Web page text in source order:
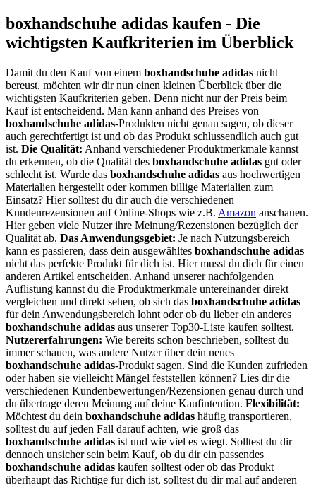
boxhandschuhe adidas kaufen - Die
wichtigsten Kaufkriterien im Überblick
Damit du den Kauf von einem boxhandschuhe adidas nicht
bereust, möchten wir dir nun einen kleinen Überblick über die
wichtigsten Kaufkriterien geben. Denn nicht nur der Preis beim
Kauf ist entscheidend. Man kann anhand des Preises von
boxhandschuhe adidas-Produkten nicht genau sagen, ob dieser
auch gerechtfertigt ist und ob das Produkt schlussendlich auch gut
ist. Die Qualität: Anhand verschiedener Produktmerkmale kannst
du erkennen, ob die Qualität des boxhandschuhe adidas gut oder
schlecht ist. Wurde das boxhandschuhe adidas aus hochwertigen
Materialien hergestellt oder kommen billige Materialien zum
Einsatz? Hier solltest du dir auch die verschiedenen
Kundenrezensionen auf Online-Shops wie z.B. Amazon anschauen.
Hier geben viele Nutzer ihre Meinung/Rezensionen bezüglich der
Qualität ab. Das Anwendungsgebiet: Je nach Nutzungsbereich
kann es passieren, dass dein ausgewähltes boxhandschuhe adidas
nicht das perfekte Produkt für dich ist. Hier musst du dich für einen
anderen Artikel entscheiden. Anhand unserer nachfolgenden
Auflistung kannst du die Produktmerkmale untereinander direkt
vergleichen und direkt sehen, ob sich das boxhandschuhe adidas
für dein Anwendungsbereich lohnt oder ob du lieber ein anderes
boxhandschuhe adidas aus unserer Top30-Liste kaufen solltest.
Nutzererfahrungen: Wie bereits schon beschrieben, solltest du
immer schauen, was andere Nutzer über dein neues
boxhandschuhe adidas-Produkt sagen. Sind die Kunden zufrieden
oder haben sie vielleicht Mängel feststellen können? Lies dir die
verschiedenen Kundenbewertungen/Rezensionen genau durch und
du übertrage deren Meinung auf deine Kaufintention. Flexibilität:
Möchtest du dein boxhandschuhe adidas häufig transportieren,
solltest du auf jeden Fall darauf achten, wie groß das
boxhandschuhe adidas ist und wie viel es wiegt. Solltest du dir
dennoch unsicher sein beim Kauf, ob du dir ein passendes
boxhandschuhe adidas kaufen solltest oder ob das Produkt
überhaupt das Richtige für dich ist, solltest du dir mal auf anderen